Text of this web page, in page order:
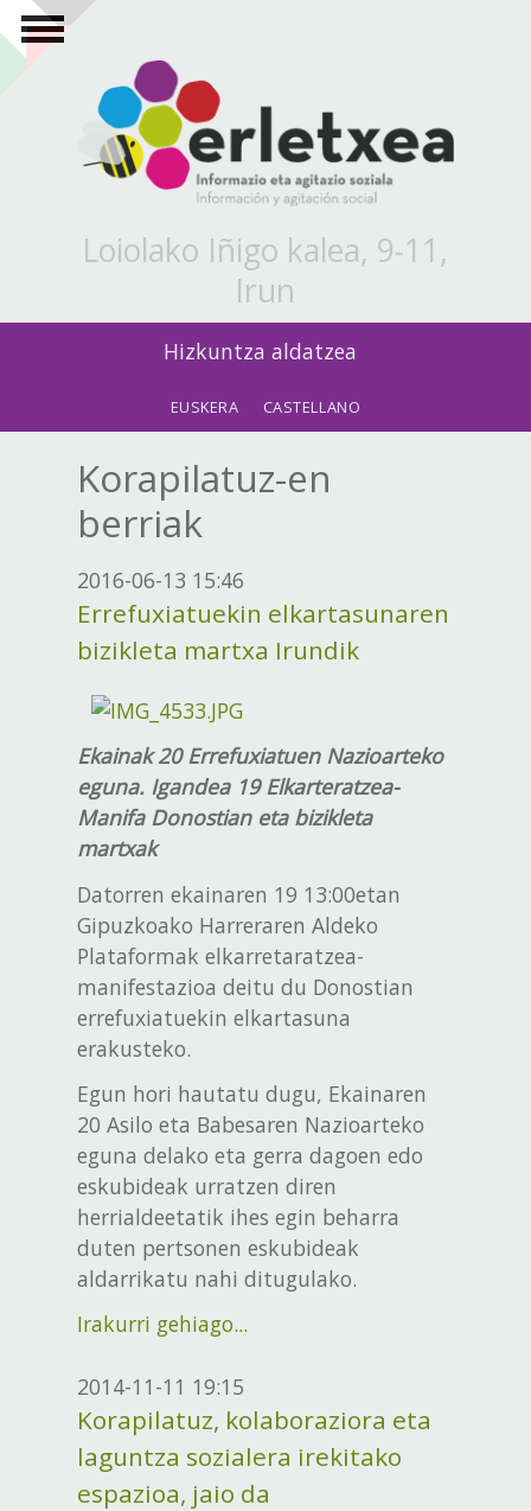
Skip to main content
Loiolako Iñigo kalea, 9-11,
Irun
Hizkuntza aldatzea
EUSKERA CASTELLANO
Korapilatuz-en
berriak
2016-06-13 15:46
Errefuxiatuekin elkartasunaren
bizikleta martxa Irundik
Ekainak 20 Errefuxiatuen Nazioarteko
eguna. Igandea 19 Elkarteratzea-
Manifa Donostian eta bizikleta
martxak
Datorren ekainaren 19 13:00etan
Gipuzkoako Harreraren Aldeko
Plataformak elkarretaratzea-
manifestazioa deitu du Donostian
errefuxiatuekin elkartasuna
erakusteko.
Egun hori hautatu dugu, Ekainaren
20 Asilo eta Babesaren Nazioarteko
eguna delako eta gerra dagoen edo
eskubideak urratzen diren
herrialdeetatik ihes egin beharra
duten pertsonen eskubideak
aldarrikatu nahi ditugulako.
Irakurri gehiago...
2014-11-11 19:15
Korapilatuz, kolaboraziora eta
laguntza sozialera irekitako
espazioa, jaio da